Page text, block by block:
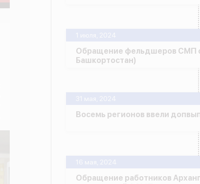
16 мая, 2024
Обращение работников
31 мая, 2024
Восемь регионов ввели
1 июля, 2024
Обращение фельдшеров СМП
Башкортостан)